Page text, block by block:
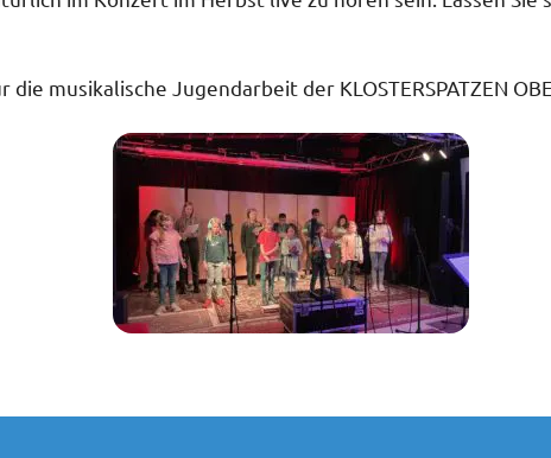
musikalische Jugendarbeit der KLOSTERSPATZEN